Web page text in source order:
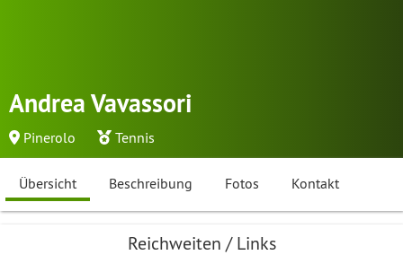
Andrea Vavassori
Pinerolo Tennis
Übersicht Beschreibung Fotos Kontakt
Reichweiten / Links